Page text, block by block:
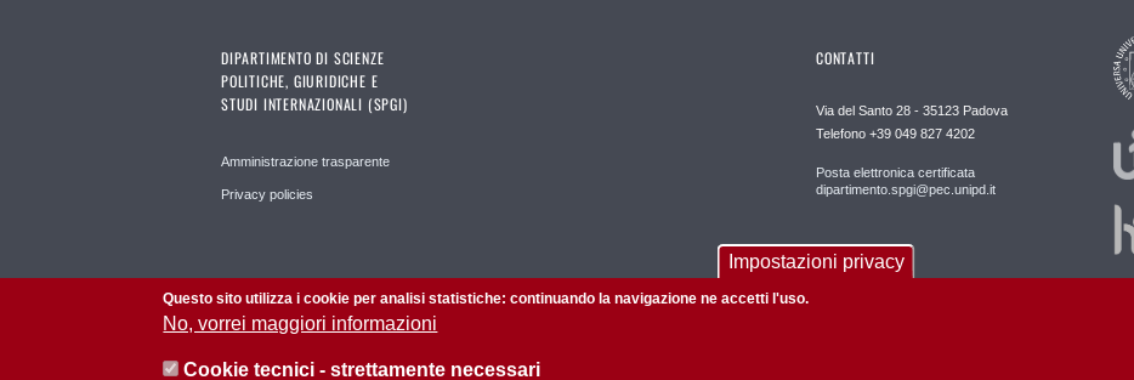
DIPARTIMENTO DI SCIENZE
POLITICHE, GIURIDICHE E
STUDI INTERNAZIONALI (SPGI)
Amministrazione trasparente
Privacy policies
CONTATTI
Via del Santo 28 - 35123 Padova
Telefono +39 049 827 4202
Posta elettronica certificata
dipartimento.spgi@pec.unipd.it
Impostazioni privacy
Questo sito utilizza i cookie per analisi statistiche: continuando la navigazione ne accetti l'uso.
No, vorrei maggiori informazioni
Cookie tecnici - strettamente necessari